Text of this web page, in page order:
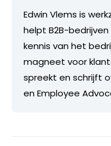
Edwin Vlems is
helpt B2B-
kennis van het
magneet voor
spreekt en schrijft
en Employee